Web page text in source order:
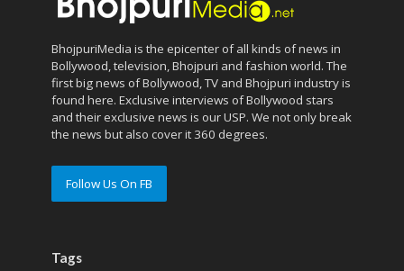
BhojpuriMedia is the epicenter of all kinds of news in
Bollywood, television, Bhojpuri and fashion world. The
first big news of Bollywood, TV and Bhojpuri industry is
found here. Exclusive interviews of Bollywood stars
and their exclusive news is our USP. We not only break
the news but also cover it 360 degrees.
Follow Us On FB
Tags